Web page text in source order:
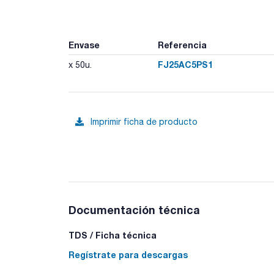
Envase Referencia
x 50u. FJ25AC5PS1
Imprimir ficha de producto
Documentación técnica
TDS / Ficha técnica
Regístrate para descargas